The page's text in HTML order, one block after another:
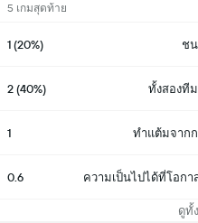
5 เกมสุดท้าย
1 (20%) ชน
2 (40%) ทั้งสองที
1 ทำแต้มจากก
0.6 ความเป็นไปได้ที่โอกา
ดูทั้